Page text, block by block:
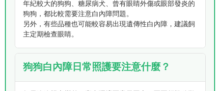
年紀較大的狗狗、糖尿病犬、曾有眼睛外傷或眼部發炎的
狗狗，都比較需要注意白內障問題。
另外，有些品種也可能較容易出現遺傳性白內障，建議飼
主定期檢查眼睛。
狗狗白內障日常照護要注意什麼？